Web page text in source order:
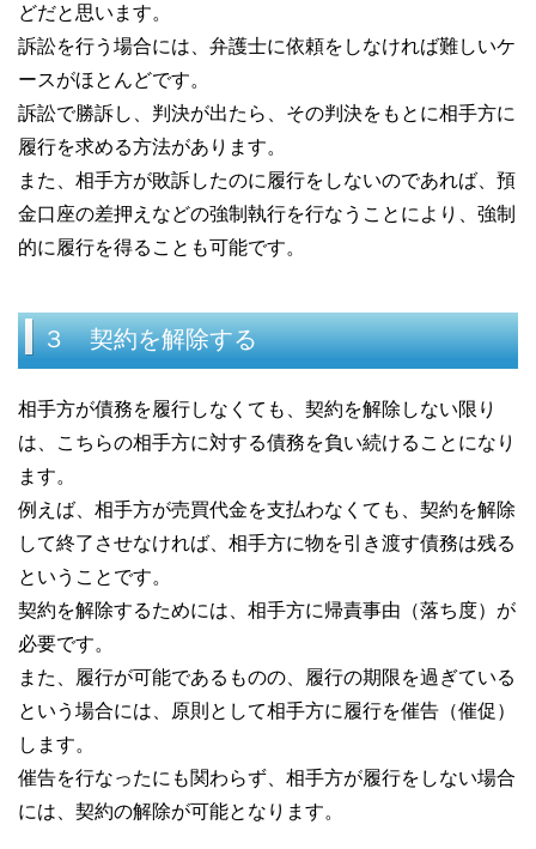
どだと思います。
訴訟を行う場合には、弁護士に依頼をしなければ難しいケ
ースがほとんどです。
訴訟で勝訴し、判決が出たら、その判決をもとに相手方に
履行を求める方法があります。
また、相手方が敗訴したのに履行をしないのであれば、預
金口座の差押えなどの強制執行を行なうことにより、強制
的に履行を得ることも可能です。
３ 契約を解除する
相手方が債務を履行しなくても、契約を解除しない限り
は、こちらの相手方に対する債務を負い続けることになり
ます。
例えば、相手方が売買代金を支払わなくても、契約を解除
して終了させなければ、相手方に物を引き渡す債務は残る
ということです。
契約を解除するためには、相手方に帰責事由（落ち度）が
必要です。
また、履行が可能であるものの、履行の期限を過ぎている
という場合には、原則として相手方に履行を催告（催促）
します。
催告を行なったにも関わらず、相手方が履行をしない場合
には、契約の解除が可能となります。